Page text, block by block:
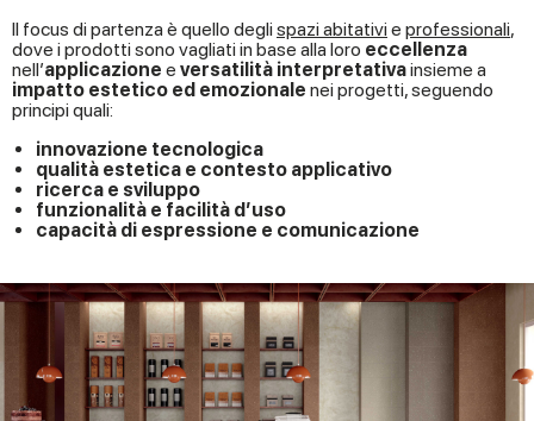
Il focus di partenza è quello deglispazi abitativie professionali,
dove i prodotti sono vagliati in base alla loro eccellenza
nell’applicazione e versatilità interpretativainsieme a
impatto estetico ed emozionale nei progetti, seguendo
principi quali:
innovazione tecnologica
qualità estetica e contesto applicativo
ricerca e sviluppo
funzionalità e facilità d’uso
capacità di espressione e comunicazione